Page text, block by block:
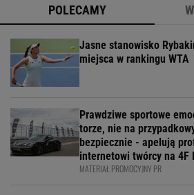
POLECAMY
Jasne stanowisko
miejsca w rankingu WTA
Prawdziwe sportowe
torze, nie na
bezpiecznie - apelują
internetowi twórcy na 4F
MATERIAŁ PROMOCYJNY PR